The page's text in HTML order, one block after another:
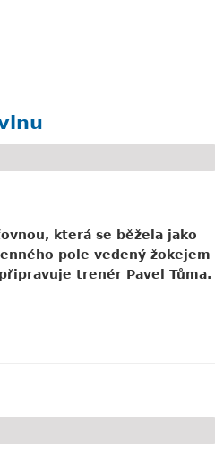
která se běžela jako
pole vedený žokejem
trenér Pavel Tůma.